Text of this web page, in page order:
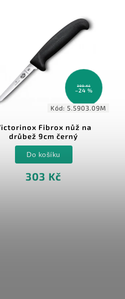
399 Kč
–24 %
Kód: 5.5903.09M
Fibrox nůž na
drůbež 9cm černý
303 Kč
Do košíku